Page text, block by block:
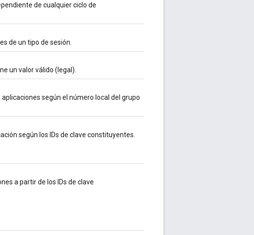
de cualquier ciclo de
de un tipo de sesión.
un valor válido (legal).
según el número local del grupo
según los IDs de clave constituyentes.
a partir de los IDs de clave